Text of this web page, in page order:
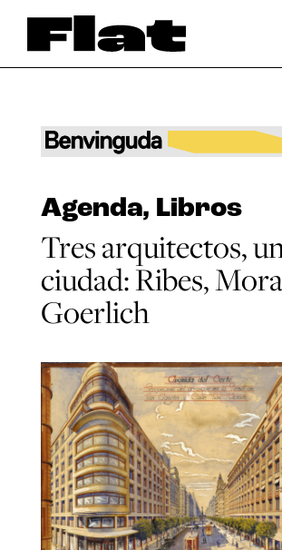
Agenda, Libros
Tres arquitectos,
ciudad: Ribes,
Goerlich